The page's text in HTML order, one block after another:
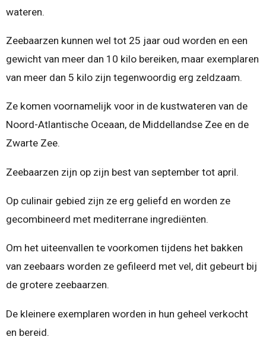
wateren.
Zeebaarzen kunnen wel tot 25 jaar oud worden en een
gewicht van meer dan 10 kilo bereiken, maar exemplaren
van meer dan 5 kilo zijn tegenwoordig erg zeldzaam.
Ze komen voornamelijk voor in de kustwateren van de
Noord-Atlantische Oceaan, de Middellandse Zee en de
Zwarte Zee.
Zeebaarzen zijn op zijn best van september tot april.
Op culinair gebied zijn ze erg geliefd en worden ze
gecombineerd met mediterrane ingrediënten.
Om het uiteenvallen te voorkomen tijdens het bakken
van zeebaars worden ze gefileerd met vel, dit gebeurt bij
de grotere zeebaarzen.
De kleinere exemplaren worden in hun geheel verkocht
en bereid.